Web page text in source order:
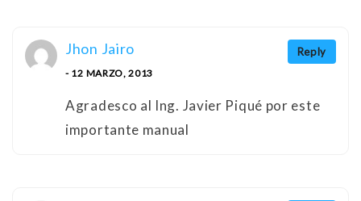
Reply
Jhon Jairo
- 12 MARZO, 2013
Agradesco al Ing. Javier Piqué por este
importante manual